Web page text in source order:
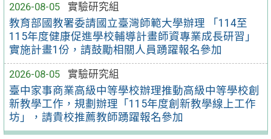
2026-08-05
實驗研究組
教育部國教署委請國立臺灣師範大學辦理 「114至
115年度健康促進學校輔導計畫師資專業成長研習」
實施計畫1份，請鼓勵相關人員踴躍報名參加
2026-08-05
實驗研究組
臺中家事商業高級中等學校辦理推動高級中等學校創
新教學工作，規劃辦理「115年度創新教學線上工作
坊」，請貴校推薦教師踴躍報名參加